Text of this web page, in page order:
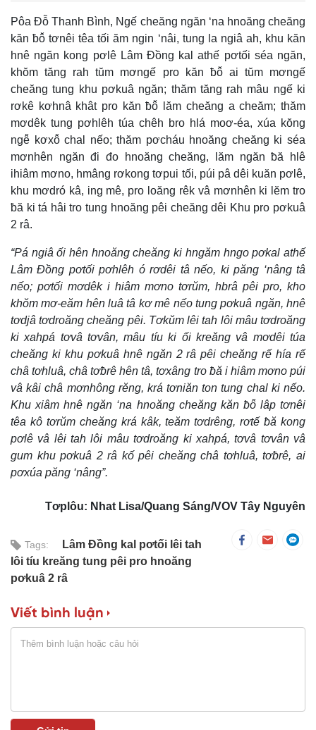
Pôa Đỗ Thanh Bình, Ngế cheăng ngăn ‘na hnoăng cheăng
kăn ƀô̆ tơnêi têa tối ăm ngin ‘nâi, tung la ngiâ ah, khu kăn
hnê ngăn kong pơlê Lâm Đồng kal athế pơtối séa ngăn,
khŏm tăng rah tŭm mơngế pro kăn ƀô̆ ai tŭm mơngế
cheăng tung khu pơkuâ ngăn; thăm tăng rah mâu ngế ki
rơkê kơhnâ khât pro kăn ƀô̆ lăm cheăng a cheăm; thăm
mơdêk tung pơhlêh túa chêh bro hlá moơ-éa, xúa kŏng
ngê̆ kơxô̆ chal nếo; thăm pơcháu hnoăng cheăng ki séa
mơnhên ngăn đi đo hnoăng cheăng, lăm ngăn ƀă hlê
ihiâm mơno, hmâng rơkong tơpui tối, púi pâ dêi kuăn pơlê,
khu mơdró kâ, ing mê, pro loăng rêk vâ mơnhên ki lĕm tro
ƀă ki tá hâi tro tung hnoăng pêi cheăng dêi Khu pro pơkuâ
2 râ.
“Pá ngiâ ối hên hnoăng cheăng ki hngăm hngo pơkal athế
Lâm Đồng pơtối pơhlêh ó rơdêi tâ nếo, ki păng ‘nâng tâ
nếo; pơtối mơdêk i hiâm mơno tơrŭm, hbrâ pêi pro, kho
khŏm mơ-eăm hên luâ tâ kơ mê nếo tung pơkuâ ngăn, hnê
tơdjâ tơdroăng cheăng pêi. Tơkŭm lêi tah lôi mâu tơdroăng
ki xahpá tơvâ tơvân, mâu tíu ki ối kreăng vâ mơdêi túa
cheăng ki khu pơkuâ hnê ngăn 2 râ pêi cheăng rế hía rế
châ tơhluâ, châ tơƀrê hên tâ, tơxâng tro ƀă i hiâm mơno púi
vâ kâi châ mơnhông rĕng, krá tơniăn ton tung chal ki nếo.
Khu xiâm hnê ngăn ‘na hnoăng cheăng kăn ƀô̆ lâp tơnêi
têa kô tơrŭm cheăng krá kâk, teăm tơdrêng, rơtế ƀă kong
pơlê vâ lêi tah lôi mâu tơdroăng ki xahpá, tơvâ tơvân vâ
gum khu pơkuâ 2 râ kố pêi cheăng châ tơhluâ, tơƀrê, ai
pơxúa păng ‘nâng”.
Tơplôu: Nhat Lisa/Quang Sáng/VOV Tây Nguyên
Tags:
Lâm Đồng kal pơtối lêi tah
lôi tíu kreăng tung pêi pro hnoăng
pơkuâ 2 râ
Viết bình luận